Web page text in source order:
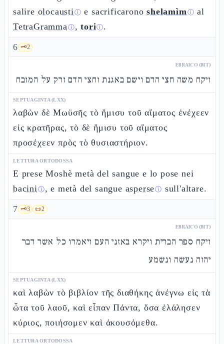
salire olocaustiⓘ e sacrificaronoshelamìmⓘ al
TetraGrammaⓘ,toriⓘ.
6 🗝️2
EBRAICO (MT)
ויקח משה חצי הדם וישם באגנת וחצי הדם זרק על המזבח
SEPTUAGINTA (LXX)
λαβὼν δὲ Μωϋσῆς τὸ ἥμισυ τοῦ αἵματος ἐνέχεεν
εἰς κρατῆρας, τὸ δὲ ἥμισυ τοῦ αἵματος
προσέχεεν πρὸς τὸ θυσιαστήριον.
LETTURA ORTODOSSA
E prese Moshè metà del sangue e lo pose nei
baciniⓘ, e metà del sangue asperseⓘ sull'altare.
7 🗝️3 📜2
EBRAICO (MT)
ויקח ספר הברית ויקרא באזני העם ויאמרו כל אשר דבר
יהוה נעשה ונשמע
SEPTUAGINTA (LXX)
καὶ λαβὼν τὸ βιβλίον τῆς διαθήκης ἀνέγνω εἰς τὰ
ὦτα τοῦ λαοῦ, καὶ εἶπαν Πάντα, ὅσα ἐλάλησεν
κύριος, ποιήσομεν καὶ ἀκουσόμεθα.
LETTURA ORTODOSSA